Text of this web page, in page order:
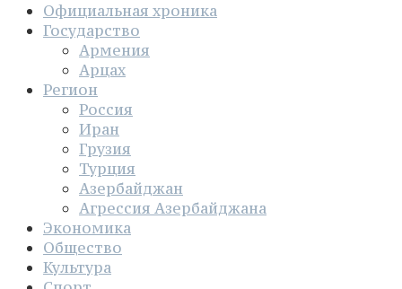
Официальная хроника
Государство
Армения
Арцах
Регион
Россия
Иран
Грузия
Турция
Азербайджан
Агрессия Азербайджана
Экономика
Общество
Культура